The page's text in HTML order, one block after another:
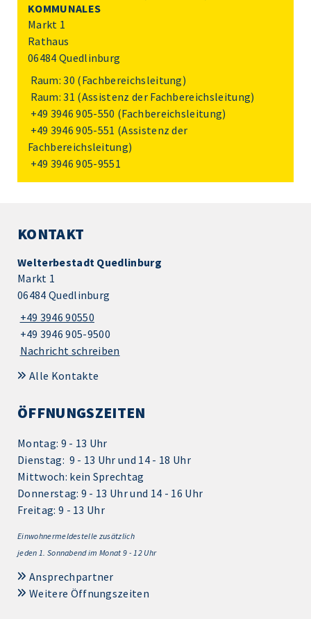
KOMMUNALES
Markt 1
Rathaus
06484 Quedlinburg
Raum: 30 (Fachbereichsleitung)
Raum: 31 (Assistenz der Fachbereichsleitung)
+49 3946 905-550 (Fachbereichsleitung)
+49 3946 905-551 (Assistenz der
Fachbereichsleitung)
+49 3946 905-9551
KONTAKT
Welterbestadt Quedlinburg
Markt 1
06484 Quedlinburg
+49 3946 90550
+49 3946 905-9500
Nachricht schreiben
Alle Kontakte
ÖFFNUNGSZEITEN
Montag: 9 - 13 Uhr
Dienstag: 9 - 13 Uhr und 14 - 18 Uhr
Mittwoch: kein Sprechtag
Donnerstag: 9 - 13 Uhr und 14 - 16 Uhr
Freitag: 9 - 13 Uhr
Einwohnermeldestelle zusätzlich
jeden 1. Sonnabend im Monat 9 - 12 Uhr
Ansprechpartner
Weitere Öffnungszeiten